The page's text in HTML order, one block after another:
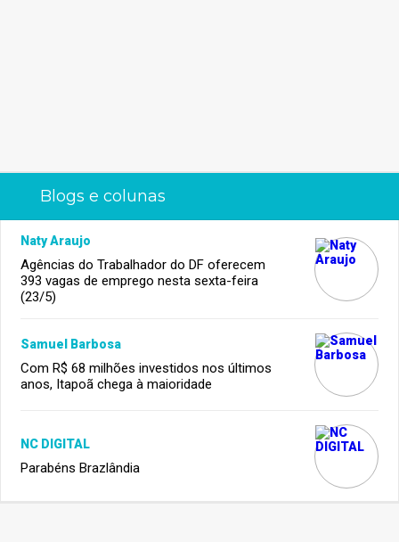
Blogs e colunas
Naty Araujo
Agências do Trabalhador do DF oferecem
393 vagas de emprego nesta sexta-feira
(23/5)
Samuel Barbosa
Com R$ 68 milhões investidos nos últimos
anos, Itapoã chega à maioridade
NC DIGITAL
Parabéns Brazlândia